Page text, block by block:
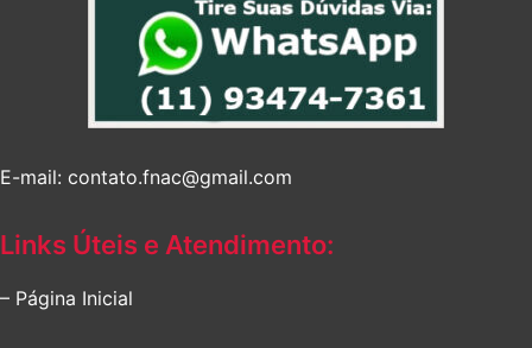
E-mail: contato.fnac@gmail.com
Links Úteis e Atendimento:
– Página Inicial